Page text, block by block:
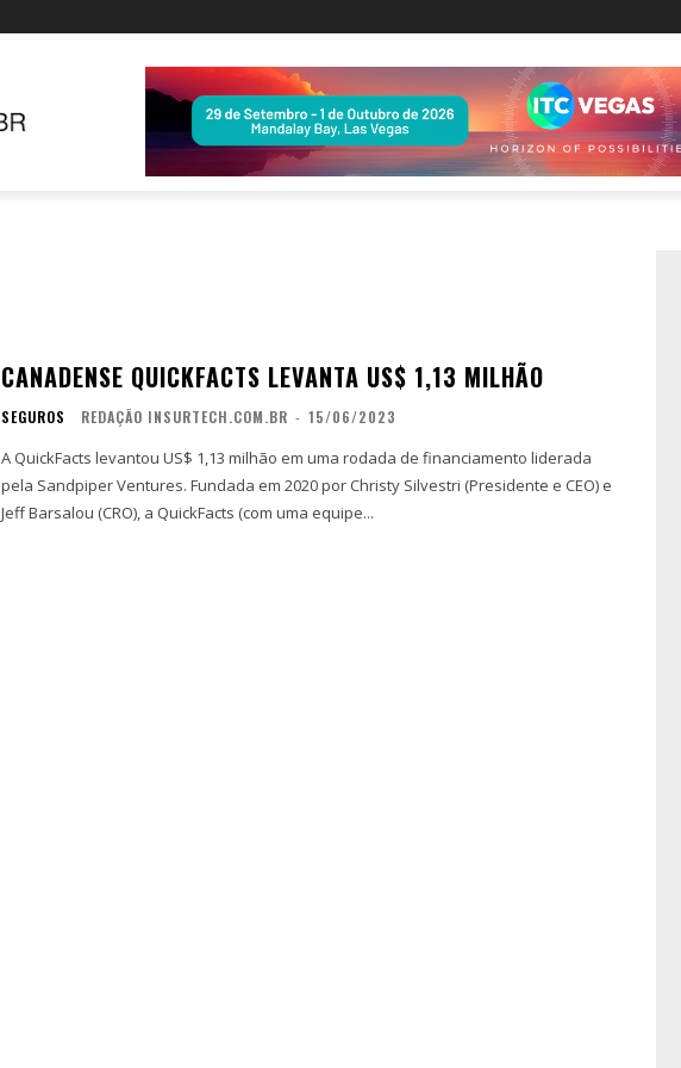
CANADENSE QUICKFACTS LEVANTA US$ 1,13 MILHÃO
SEGUROS REDAÇÃO INSURTECH.COM.BR - 15/06/2023
A QuickFacts levantou US$ 1,13 milhão em uma rodada de financiamento liderada
pela Sandpiper Ventures. Fundada em 2020 por Christy Silvestri (Presidente e CEO) e
Jeff Barsalou (CRO), a QuickFacts (com uma equipe...